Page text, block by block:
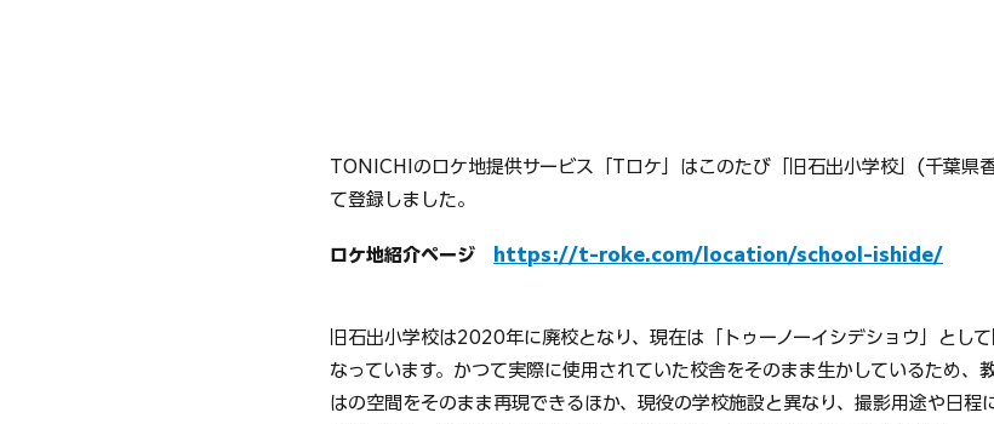
TONICHIのロケ地提供サービス「Tロケ」はこのたび「旧石出小学校」(千葉県
て登録しました。
ロケ地紹介ページ https://t-roke.com/location/school-ishide/
旧石出小学校は2020年に廃校となり、現在は「トゥーノーイシデショウ」とし
なっています。かつて実際に使用されていた校舎をそのまま生かしているため、
はの空間をそのまま再現できるほか、現役の学校施設と異なり、撮影用途や日程